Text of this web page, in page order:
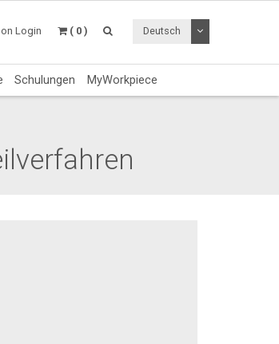
Login ( 0 ) Deutsch Dropdown
Schulungen MyWorkpiece